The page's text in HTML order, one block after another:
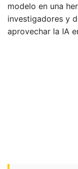
modelo en una
investigadores y
aprovechar la IA